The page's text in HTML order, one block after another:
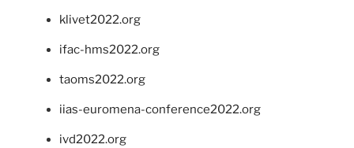
klivet2022.org
ifac-hms2022.org
taoms2022.org
iias-euromena-conference2022.org
ivd2022.org